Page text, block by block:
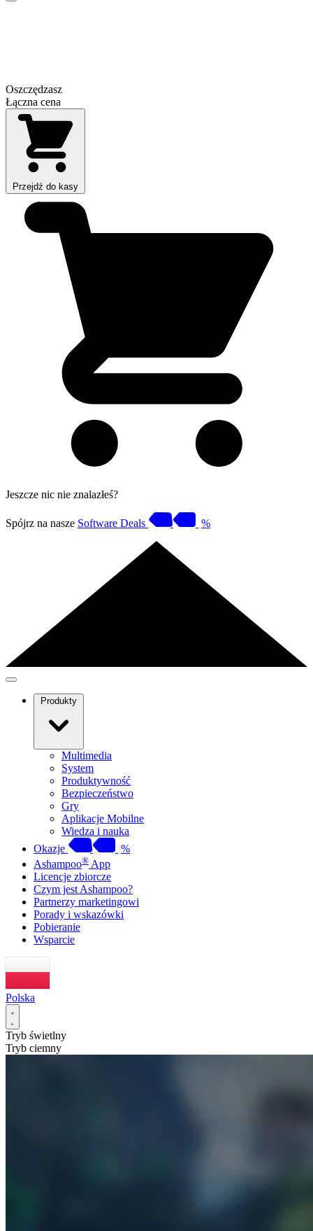
Oszczędzasz
Łączna cena
Przejdź do kasy
Jeszcze nic nie znalazłeś?
Spójrz na nasze Software Deals %
Produkty
Multimedia
System
Produktywność
Bezpieczeństwo
Gry
Aplikacje Mobilne
Wiedza i nauka
Okazje
%
Ashampoo® App
Licencje zbiorcze
Czym jest Ashampoo?
Partnerzy marketingowi
Porady i wskazówki
Pobieranie
Wsparcie
Polska
Tryb świetlny
Tryb ciemny